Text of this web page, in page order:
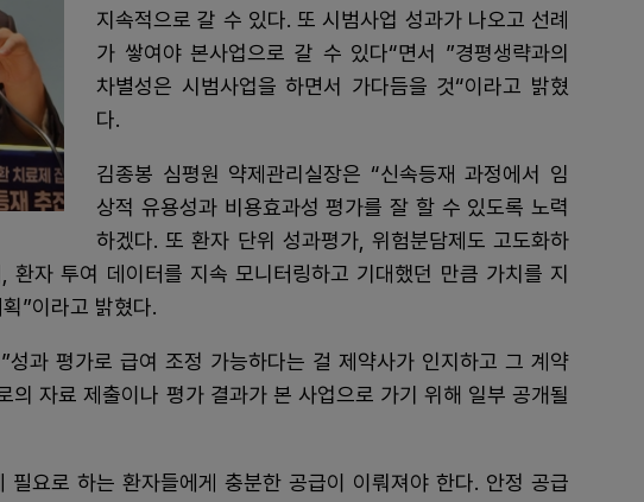
지속적으로 갈 수 있다. 또 시범사업 성과가 나오고 선례
가 쌓여야 본사업으로 갈 수 있다“면서 ”경평생략과의
차별성은 시범사업을 하면서 가다듬을 것“이라고 밝혔
다.
김종봉 심평원 약제관리실장은 “신속등재 과정에서 임
상적 유용성과 비용효과성 평가를 잘 할 수 있도록 노력
하겠다. 또 환자 단위 성과평가, 위험분담제도 고도화하
환자 투여 데이터를 지속 모니터링하고 기대했던 만큼 가치를 지
”이라고 밝혔다.
성과 평가로 급여 조정 가능하다는 걸 제약사가 인지하고 그 계약
의 자료 제출이나 평가 결과가 본 사업으로 가기 위해 일부 공개될
필요로 하는 환자들에게 충분한 공급이 이뤄져야 한다. 안정 공급